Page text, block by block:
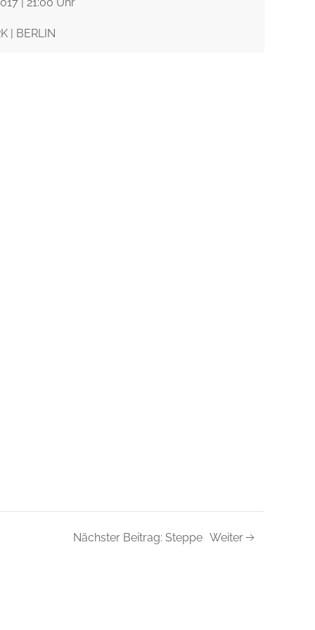
| 21:00 Uhr
| BERLIN
Nächster Beitrag: Steppe Weiter